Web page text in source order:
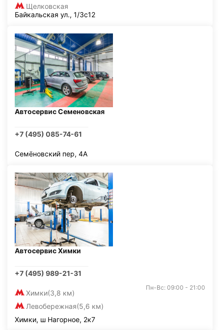
Щелковская
Байкальская ул., 1/3с12
Автосервис Семеновская
+7 (495) 085-74-61
Семёновский пер, 4А
Автосервис Химки
+7 (495) 989-21-31
Химки(3,8 км)
Левобережная(5,6 км)
Пн-Вс: 09:00 - 21:00
Химки, ш Нагорное, 2к7